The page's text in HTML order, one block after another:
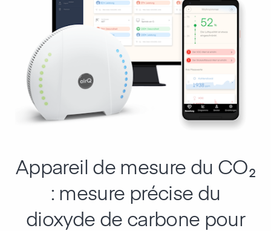
Appareil de mesure du CO₂
: mesure précise du
dioxyde de carbone pour